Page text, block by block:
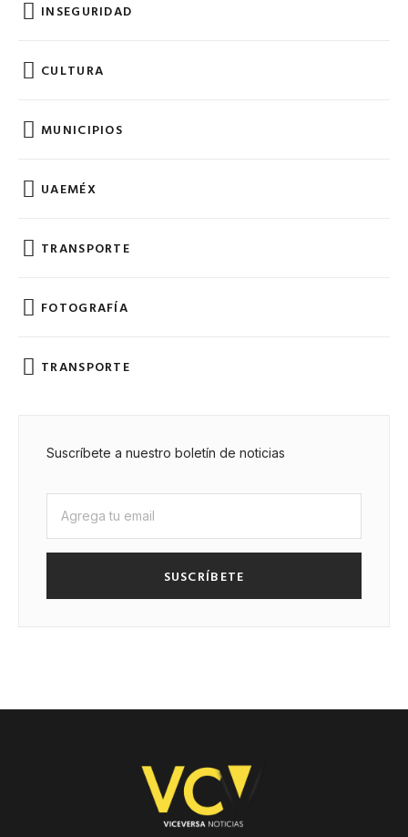
INSEGURIDAD
CULTURA
MUNICIPIOS
UAEMÉX
TRANSPORTE
FOTOGRAFÍA
TRANSPORTE
Suscríbete a nuestro boletín de noticias
SUSCRÍBETE